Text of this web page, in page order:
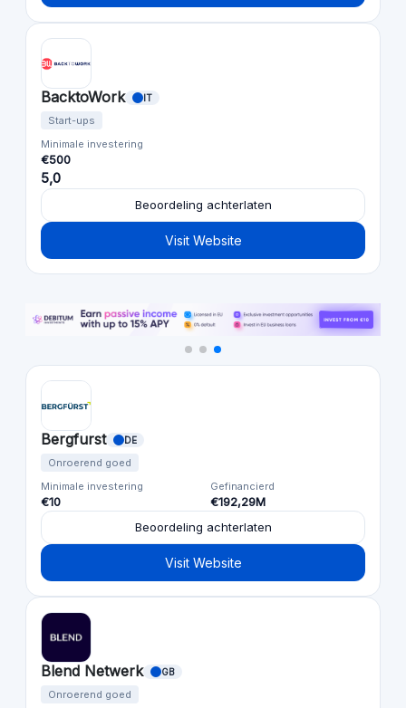
BacktoWork IT
Start-ups
Minimale investering
€500
5,0
Beoordeling achterlaten
Visit Website
Bergfurst DE
Onroerend goed
Minimale investering
€10
Gefinancierd
€192,29M
Beoordeling achterlaten
Visit Website
Blend Netwerk GB
Onroerend goed